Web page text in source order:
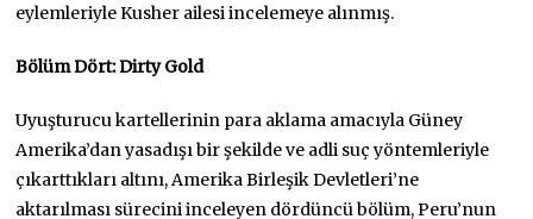
eylemleriyle Kusher ailesi incelemeye alınmış.
Bölüm Dört: Dirty Gold
Uyuşturucu kartellerinin para aklama amacıyla Güney
Amerika’dan yasadışı bir şekilde ve adli suç yöntemleriyle
çıkarttıkları altını, Amerika Birleşik Devletleri’ne
aktarılması sürecini inceleyen dördüncü bölüm, Peru’nun